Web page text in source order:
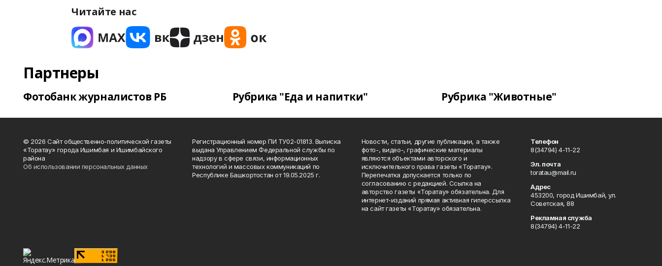
Читайте нас
Партнеры
Фотобанк журналистов РБ Рубрика "Еда и напитки" Рубрика "Животные"
© 2026 Сайт общественно-политической газеты
«Торатау» города Ишимбая и Ишимбайского
района
Об использовании персональных данных
Регистрационный номер ПИ ТУ02-01813. Выписка
выдана Управлением Федеральной службы по
надзору в сфере связи, информационных
технологий и массовых коммуникаций по
Республике Башкортостан от 19.05.2025 г.
Новости, статьи, другие публикации, а также
фото-, видео-, графические материалы
являются объектами авторского и
исключительного права газеты «Торатау».
Перепечатка допускается только по
согласованию с редакцией. Ссылка на
авторство газеты «Торатау» обязательна. Для
интернет-изданий прямая активная гиперссылка
на сайт газеты «Торатау» обязательна.
Телефон
8(34794) 4-11-22
Эл. почта
toratau@mail.ru
Адрес
453200, город Ишимбай, ул.
Советская, 88
Рекламная служба
8(34794) 4-11-22